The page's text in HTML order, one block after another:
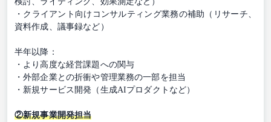
・クライアント向けコンサルティング業務の補助（リサーチ、
資料作成、議事録など）
半年以降：
・より高度な経営課題への関与
・外部企業との折衝や管理業務の一部を担当
・新規サービス開発（生成AIプロダクトなど）
②新規事業開発担当